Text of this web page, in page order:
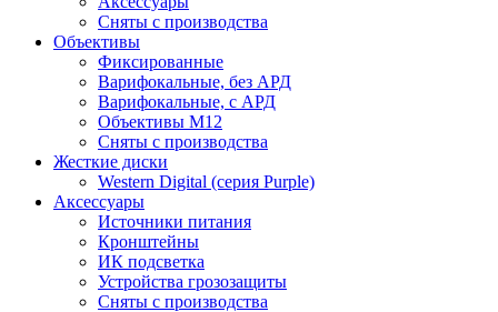
Сняты с производства
Объективы
Фиксированные
Варифокальные, без АРД
Варифокальные, с АРД
Объективы M12
Сняты с производства
Жесткие диски
Western Digital (серия Purple)
Аксессуары
Источники питания
Кронштейны
ИК подсветка
Устройства грозозащиты
Сняты с производства